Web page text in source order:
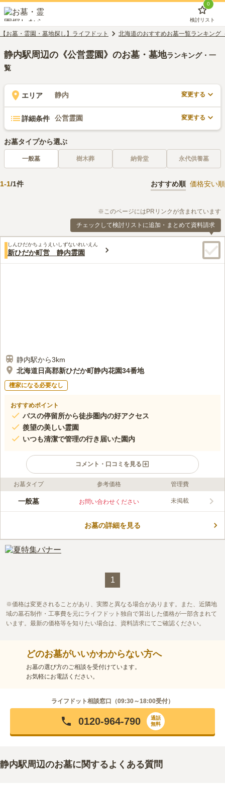
0
検討リスト
【お墓・霊園・墓地探し】ライフドット 北海道のおすすめお墓一覧ランキング
静内駅周辺の《公営霊園》のお墓・墓地ランキング・一
覧
エリア 静内 変更する
詳細条件 公営霊園 変更する
お墓タイプから選ぶ
一般墓 樹木葬 納骨堂 永代供養墓
1-1/1件 おすすめ順 価格安い順
※このページにはPRリンクが含まれています
チェックして検討リストに追加・まとめて資料請求
しんひだかちょうえいしずないれいえん
新ひだか町営 静内霊園
静内駅から3km
北海道日高郡新ひだか町静内花園34番地
檀家になる必要なし
おすすめポイント
バスの停留所から徒歩圏内の好アクセス
羨望の美しい霊園
いつも清潔で管理の行き届いた園内
コメント・口コミを見る
ライフドット編集部のコメント
新ひだか町が管理する火葬施設が併設された公営墓地です。 宗
く自然に囲まれた園内は、お墓参りに来られた方々の心をいつも
るので、年齢層が幅広くなるご家族でのお墓お参りも安心です。
口コミ評価
お墓タイプ 参考価格 管理費
一般墓 お問い合わせください 未掲載
お墓の詳細を見る
1
価格は変更されることがあり、実際と異なる場合があります。また、近隣地
域の墓石制作・工事費を元にライフドット独自で算出した価格が一部含まれて
います。最新の価格等を知りたい場合は、資料請求にてご確認ください。
どのお墓がいいかわからない方へ
お墓の選び方のご相談を受付けています。
お気軽にお電話ください。
ライフドット相談窓口（09:30～18:00受付）
0120-964-790
通話
無料
静内駅周辺のお墓に関するよくある質問